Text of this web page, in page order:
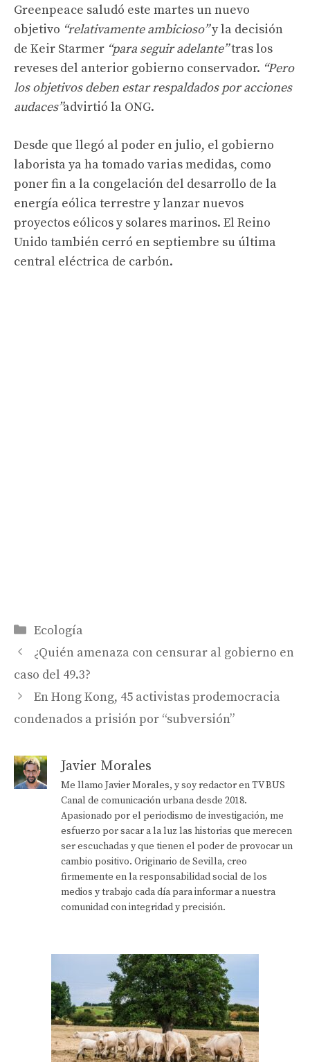
Greenpeace saludó este martes un nuevo
objetivo “relativamente ambicioso”y la decisión
de Keir Starmer “para seguir adelante”tras los
reveses del anterior gobierno conservador. “Pero
los objetivos deben estar respaldados por acciones
audaces”advirtió la ONG.
Desde que llegó al poder en julio, el gobierno
laborista ya ha tomado varias medidas, como
poner fin a la congelación del desarrollo de la
energía eólica terrestre y lanzar nuevos
proyectos eólicos y solares marinos. El Reino
Unido también cerró en septiembre su última
central eléctrica de carbón.
Categorías
Ecología
¿Quién amenaza con censurar al gobierno en
caso del 49.3?
En Hong Kong, 45 activistas prodemocracia
condenados a prisión por “subversión”
Javier Morales
Me llamo Javier Morales, y soy redactor en TV BUS
Canal de comunicación urbana desde 2018.
Apasionado por el periodismo de investigación, me
esfuerzo por sacar a la luz las historias que merecen
ser escuchadas y que tienen el poder de provocar un
cambio positivo. Originario de Sevilla, creo
firmemente en la responsabilidad social de los
medios y trabajo cada día para informar a nuestra
comunidad con integridad y precisión.